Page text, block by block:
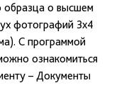
образца о высшем
фотографий 3х4
С программой
ознакомиться
– Документы